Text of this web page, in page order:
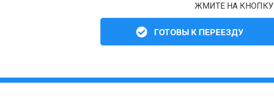
ЖМИТЕ НА КНОПКУ
ГОТОВЫ К ПЕРЕЕЗДУ